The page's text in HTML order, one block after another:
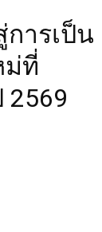
ารเป็น
ม่ที่
2569